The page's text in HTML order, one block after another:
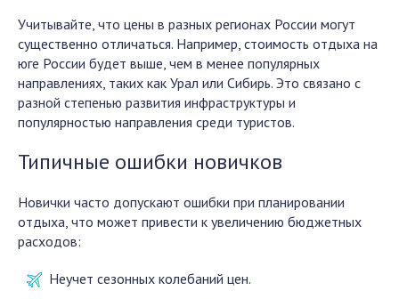
Учитывайте, что цены в разных регионах России могут
существенно отличаться. Например, стоимость отдыха на
юге России будет выше, чем в менее популярных
направлениях, таких как Урал или Сибирь. Это связано с
разной степенью развития инфраструктуры и
популярностью направления среди туристов.
Типичные ошибки новичков
Новички часто допускают ошибки при планировании
отдыха, что может привести к увеличению бюджетных
расходов:
Неучет сезонных колебаний цен.